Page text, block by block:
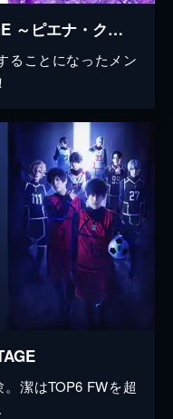
青山オペレッタ THE STAGE ～ピエナ・クラシコ／始まりの刻～
ることになったメン
潔はTOP6 FWを超